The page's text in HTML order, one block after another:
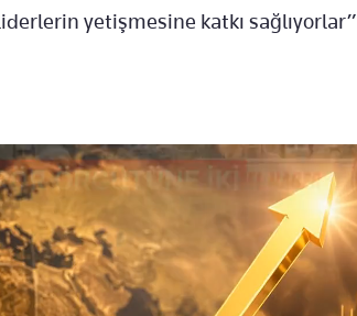
yetişmesine katkı sağlıyorlar”